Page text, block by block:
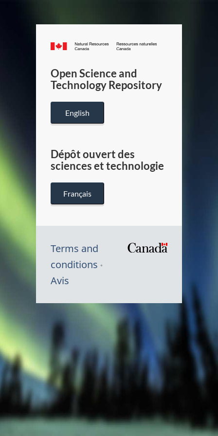
Canada.ca
/
Canada
Open Science and
Technology Repository
English
Dépôt ouvert des
sciences et technologie
Français
Terms and
conditions
Avis
Canada